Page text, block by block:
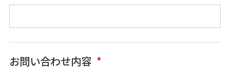
お問い合わせ内容